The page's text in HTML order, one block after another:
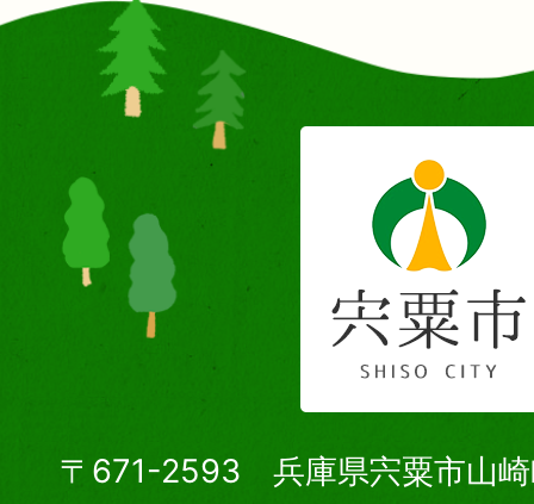
〒671-2593 兵庫県宍粟市山崎